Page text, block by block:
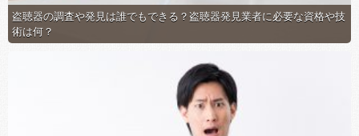
盗聴器の調査や発見は誰でもできる？盗聴器発見業者に必要な資格や技
術は何？